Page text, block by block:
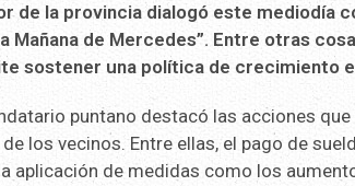
de la provincia dialogó este mediodía
Mañana de Mercedes”. Entre otras
sostener una política de crecimiento
puntano destacó las acciones
los vecinos. Entre ellas, el pago de
aplicación de medidas como los